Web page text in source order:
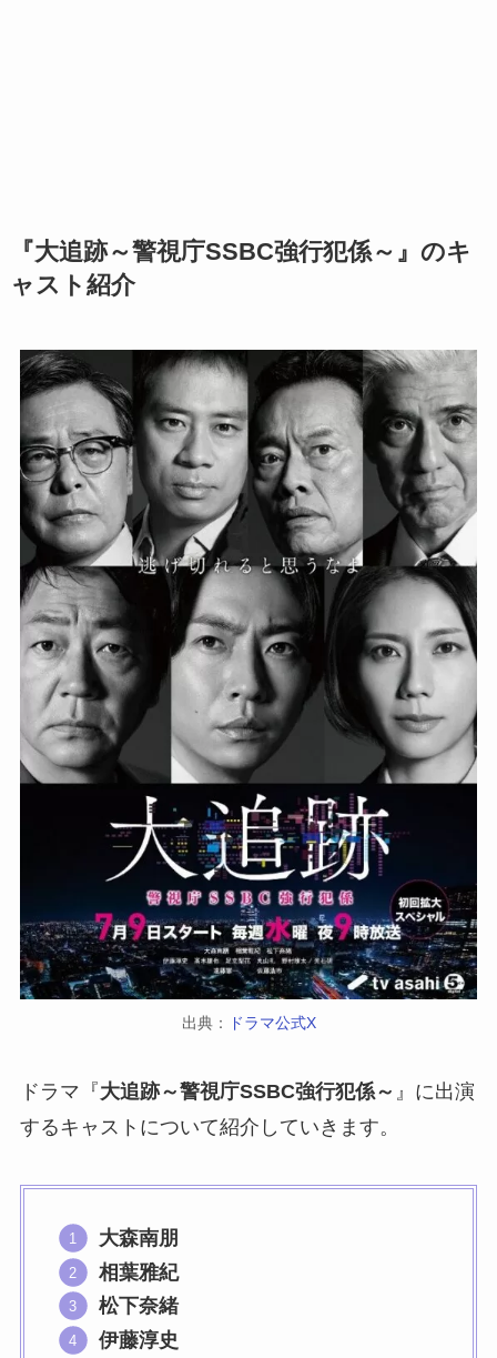
『大追跡～警視庁SSBC強行犯係～』のキ
ャスト紹介
出典： ドラマ公式X
ドラマ『大追跡～警視庁SSBC強行犯係～ 』に出演
するキャストについて紹介していきます。
大森南朋
相葉雅紀
松下奈緒
伊藤淳史